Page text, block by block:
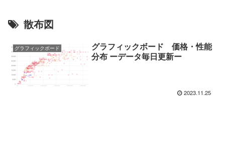
散布図
グラフィックボード
グラフィックボード 価格・性能
分布 ーデータ毎日更新ー
2023.11.25